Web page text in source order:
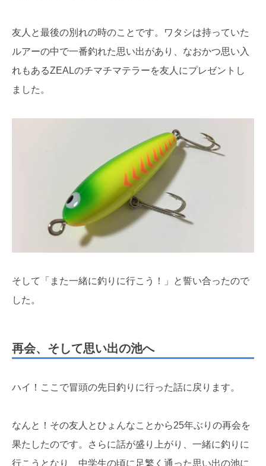
友人と最後の別れの時のことです。ワタシは持っていた
ルアーの中で一番釣れた思い出があり、なおかつ思い入
れもあるZEALのチマチマテラーを友人にプレゼントし
ました。
そして「また一緒に釣りに行こう！」と誓い合ったので
した。
再会、そして思い出の池へ
ハイ！ここで冒頭の先日釣りに行った話に戻ります。
なんと！その友人とひょんなことから25年ぶりの再会を
果たしたのです。さらに話が盛り上がり、一緒に釣りに
行こうとなり、中学生の頃に足繁く通った思い出の池に